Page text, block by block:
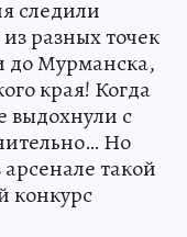
следили
разных точек
до Мурманска,
края! Когда
выдохнули с
Но
такой
конкурс